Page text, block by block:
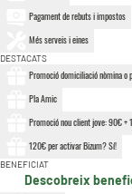
Pagament de rebuts i impostos
Més serveis i eines
DESTACATS
Promoció domiciliació nòmina o
Pla Amic
Promoció nou client jove: 90€ +
120€ per activar Bizum? Sí!
BENEFICIAT
Descobreix